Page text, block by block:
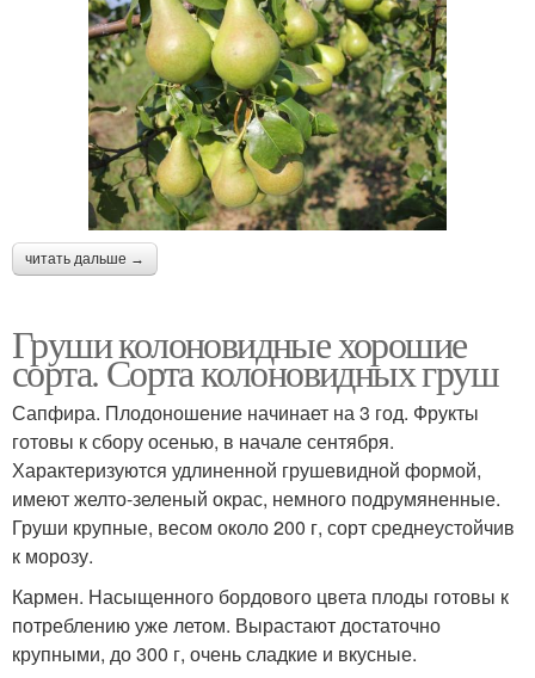
читать дальше →
Груши колоновидные хорошие
сорта. Сорта колоновидных груш
Сапфира. Плодоношение начинает на 3 год. Фрукты
готовы к сбору осенью, в начале сентября.
Характеризуются удлиненной грушевидной формой,
имеют желто-зеленый окрас, немного подрумяненные.
Груши крупные, весом около 200 г, сорт среднеустойчив
к морозу.
Кармен. Насыщенного бордового цвета плоды готовы к
потреблению уже летом. Вырастают достаточно
крупными, до 300 г, очень сладкие и вкусные.